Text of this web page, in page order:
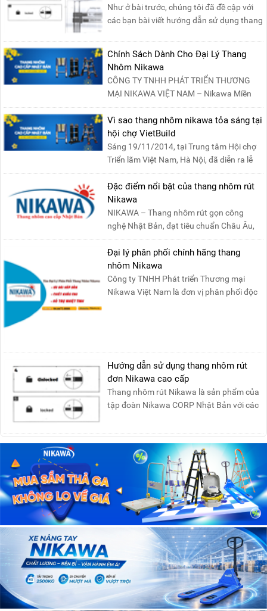
Như ở bài trước, chúng tôi đã đề cập với
các bạn bài viết hướng dẫn sử dụng thang
Chính Sách Dành Cho Đại Lý Thang
Nhôm Nikawa
CÔNG TY TNHH PHÁT TRIỂN THƯƠNG
MẠI NIKAWA VIỆT NAM – Nikawa Miền
Bắc: Số 19, Đường Trung ....
Vì sao thang nhôm nikawa tỏa sáng tại
hội chợ VietBuild
Sáng 19/11/2014, tại Trung tâm Hội chợ
Triển lãm Việt Nam, Hà Nội, đã diễn ra lễ
khai mạc “Triể....
Đặc điểm nổi bật của thang nhôm rút
Nikawa
NIKAWA – Thang nhôm rút gọn công
nghệ Nhật Bản, đạt tiêu chuẩn Châu Âu,
đảm bảo sự an toàn tuy....
Đại lý phân phối chính hãng thang
nhôm Nikawa
Công ty TNHH Phát triển Thương mại
Nikawa Việt Nam là đơn vị phân phối độc
Hướng dẫn sử dụng thang nhôm rút
đơn Nikawa cao cấp
Thang nhôm rút Nikawa là sản phẩm của
tập đoàn Nikawa CORP Nhật Bản với các